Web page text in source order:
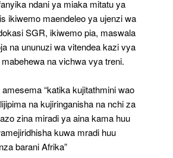
ndani ya miaka mitatu ya
ikiwemo maendeleo ya ujenzi wa
SGR, ikiwemo pia, maswala
na ununuzi wa vitendea kazi vya
na vichwa vya treni.
“katika kujitathmini wao
na kujiringanisha na nchi za
zina miradi ya aina kama huu
kuwa mradi huu
barani Afrika”